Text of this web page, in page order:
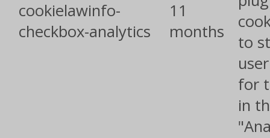
cookielawinfo-
checkbox-analytics
11
months
to
for
in